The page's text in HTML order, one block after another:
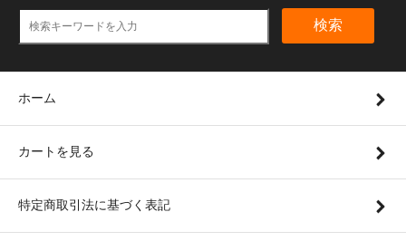
検索
ホーム
カートを見る
特定商取引法に基づく表記